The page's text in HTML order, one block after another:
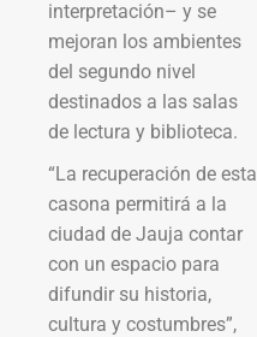
interpretación– y se
mejoran los ambientes
del segundo nivel
destinados a las salas
de lectura y biblioteca.
“La recuperación de esta
casona permitirá a la
ciudad de Jauja contar
con un espacio para
difundir su historia,
cultura y costumbres”,